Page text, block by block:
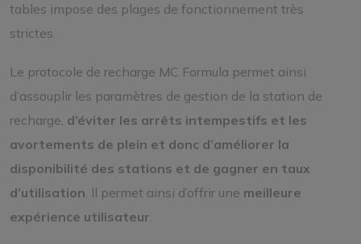
tables impose des plages de fonctionnement très
strictes.
Le protocole de recharge MC Formula permet ainsi
d’assouplir les paramètres de gestion de la station de
recharge, d’éviter les arrêts intempestifs et les
avortements de plein et donc d’améliorer la
disponibilité des stations et de gagner en taux
d’utilisation. Il permet ainsi d’offrir une meilleure
expérience utilisateur.